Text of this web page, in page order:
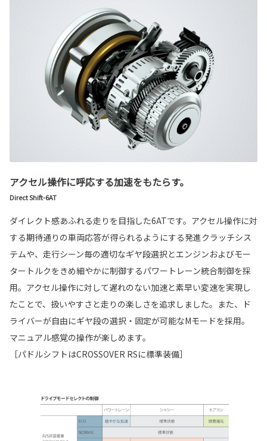
アクセル操作に呼応する加速をもたらす。
Direct Shift-6AT
ダイレクト感あふれる走りを目指した6ATです。アクセル操作に対
する期待通りの車両応答が得られるようにする発進クラッチシス
テムや、走行シーン毎の適切なギヤ段選択とエンジンおよびモー
タートルクをきめ細やかに制御するパワートレーン統合制御を採
用。アクセル操作に対して遅れのない加速と素早い変速を実現し
たことで、扱いやすさと走りの楽しさを追求しました。また、ド
ライバーが自由にギヤ段の選択・固定が可能なMモードを採用。
マニュアル感覚の操作が楽しめます。
［パドルシフトはCROSSOVER RSに標準装備］